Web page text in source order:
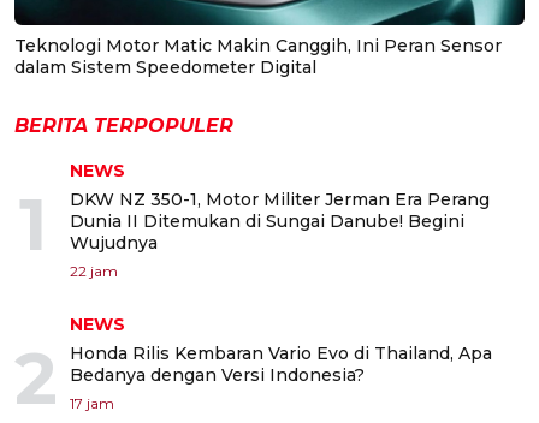
Teknologi Motor Matic Makin Canggih, Ini Peran Sensor
dalam Sistem Speedometer Digital
BERITA TERPOPULER
1
NEWS
DKW NZ 350-1, Motor Militer Jerman Era Perang
Dunia II Ditemukan di Sungai Danube! Begini
Wujudnya
22 jam
2
NEWS
Honda Rilis Kembaran Vario Evo di Thailand, Apa
Bedanya dengan Versi Indonesia?
17 jam